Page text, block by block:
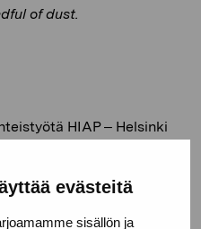
evästeitä
sisällön ja
of dust.
HIAP – Helsinki
sodan vuoksi pakenevia
Snäcksund